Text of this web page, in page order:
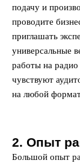
подачу и
проводите
приглашать
универсальные
работы на
чувствуют
на любой
2. Опыт
Большой опыт